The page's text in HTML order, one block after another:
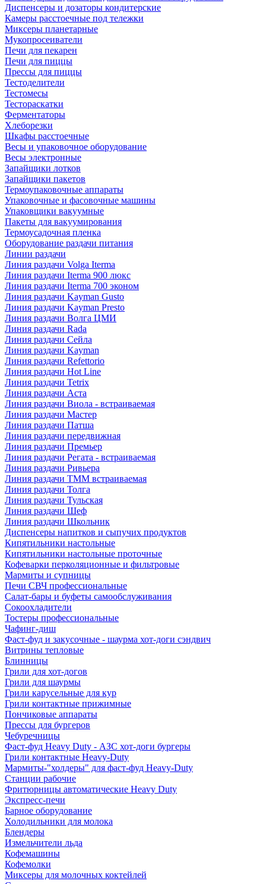
Диспенсеры и дозаторы кондитерские
Камеры расстоечные под тележки
Миксеры планетарные
Мукопросеиватели
Печи для пекарен
Печи для пиццы
Прессы для пиццы
Тестоделители
Тестомесы
Тестораскатки
Ферментаторы
Хлеборезки
Шкафы расстоечные
Весы и упаковочное оборудование
Весы электронные
Запайщики лотков
Запайщики пакетов
Термоупаковочные аппараты
Упаковочные и фасовочные машины
Упаковщики вакуумные
Пакеты для вакуумирования
Термоусадочная пленка
Оборудование раздачи питания
Линии раздачи
Линия раздачи Volga Iterma
Линия раздачи Iterma 900 люкс
Линия раздачи Iterma 700 эконом
Линия раздачи Kayman Gusto
Линия раздачи Kayman Presto
Линия раздачи Волга ЦМИ
Линия раздачи Rada
Линия раздачи Сейла
Линия раздачи Kayman
Линия раздачи Refettorio
Линия раздачи Hot Line
Линия раздачи Tetrix
Линия раздачи Аста
Линия раздачи Виола - встраиваемая
Линия раздачи Мастер
Линия раздачи Патша
Линия раздачи передвижная
Линия раздачи Премьер
Линия раздачи Регата - встраиваемая
Линия раздачи Ривьера
Линия раздачи ТММ встраиваемая
Линия раздачи Толга
Линия раздачи Тульская
Линия раздачи Шеф
Линия раздачи Школьник
Диспенсеры напитков и сыпучих продуктов
Кипятильники настольные
Кипятильники настольные проточные
Кофеварки перколяционные и фильтровые
Мармиты и супницы
Печи СВЧ профессиональные
Салат-бары и буфеты самообслуживания
Сокоохладители
Тостеры профессиональные
Чафинг-диш
Фаст-фуд и закусочные - шаурма хот-доги сэндвич
Витрины тепловые
Блинницы
Грили для хот-догов
Грили для шаурмы
Грили карусельные для кур
Грили контактные прижимные
Пончиковые аппараты
Прессы для бургеров
Чебуречницы
Фаст-фуд Heavy Duty - АЗС хот-доги бургеры
Грили контактные Heavy-Duty
Мармиты-"холдеры" для фаст-фуд Heavy-Duty
Станции рабочие
Фритюрницы автоматические Heavy Duty
Экспресс-печи
Барное оборудование
Холодильники для молока
Блендеры
Измельчители льда
Кофемашины
Кофемолки
Миксеры для молочных коктейлей